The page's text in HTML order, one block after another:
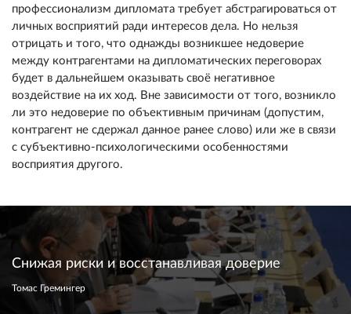
профессионализм дипломата требует абстрагироваться от
личных восприятий ради интересов дела. Но нельзя
отрицать и того, что однажды возникшее недоверие
между контрагентами на дипломатических переговорах
будет в дальнейшем оказывать своё негативное
воздействие на их ход. Вне зависимости от того, возникло
ли это недоверие по объективным причинам (допустим,
контрагент не сдержал данное ранее слово) или же в связи
с субъективно-психологическими особенностями
восприятия другого.
Снижая риски и восстанавливая доверие
Томас Гремингер